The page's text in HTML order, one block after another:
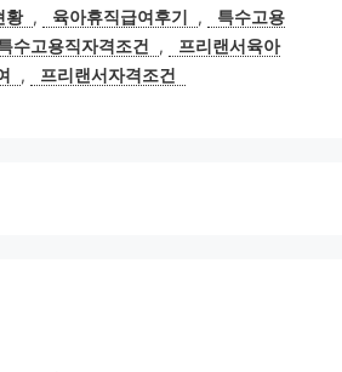
황 , 육아휴직급여후기 ,
특수고용
수고용직자격조건 ,
프리랜서육아
, 프리랜서자격조건